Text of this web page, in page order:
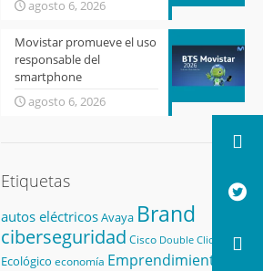
agosto 6, 2026
Movistar promueve el uso
responsable del
smartphone
agosto 6, 2026
Etiquetas
autos eléctricosAvaya Brand
ciberseguridad Cisco Double Click
Ecológico economía Emprendimiento